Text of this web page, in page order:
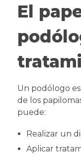
El
Un podólogo
de los
puede:
Realizar un
Aplicar